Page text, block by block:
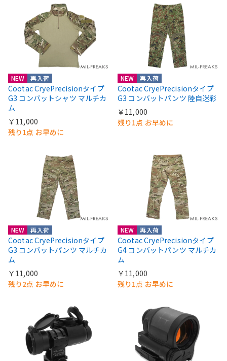
NEW 再入荷
Cootac CryePrecisionタイプ
G3 コンバットシャツ マルチカ
ム
￥11,000
残り1点 お早めに
NEW 再入荷
Cootac CryePrecisionタイプ
G3 コンバットパンツ 陸自迷彩
￥11,000
残り1点 お早めに
NEW 再入荷
Cootac CryePrecisionタイプ
G3 コンバットパンツ マルチカ
ム
￥11,000
残り2点 お早めに
NEW 再入荷
Cootac CryePrecisionタイプ
G4 コンバットパンツ マルチカ
ム
￥11,000
残り1点 お早めに